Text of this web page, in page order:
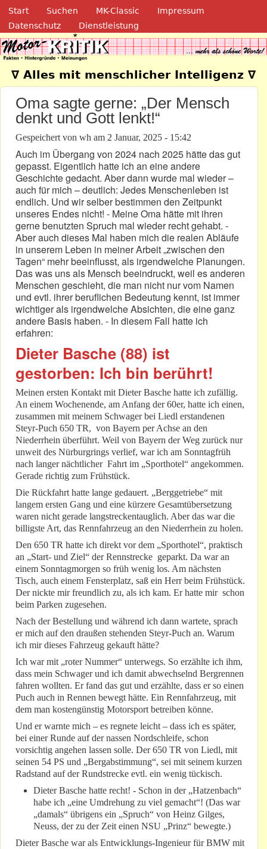
Direkt zum Inhalt
Navigation
Start Suchen MK-Classic
Impressum
Datenschutz
Dienstleistung
Motor-Kritik.de
∇ Alles mit menschlicher Intelligenz ∇
Oma sagte gerne: „Der Mensch
denkt und Gott lenkt!“
Gespeichert von wh am 2 Januar, 2025 - 15:42
Auch im Übergang von 2024 nach 2025 hätte das gut
gepasst. Eigentlich hatte ich an eine andere
Geschichte gedacht. Aber dann wurde mal wieder –
auch für mich – deutlich: Jedes Menschenleben ist
endlich. Und wir selber bestimmen den Zeitpunkt
unseres Endes nicht! - Meine Oma hätte mit ihren
gerne benutzten Spruch mal wieder recht gehabt. -
Aber auch dieses Mal haben mich die realen Abläufe
in unserem Leben in meiner Arbeit „zwischen den
Tagen“ mehr beeinflusst, als irgendwelche Planungen.
Das was uns als Mensch beeindruckt, weil es anderen
Menschen geschieht, die man nicht nur vom Namen
und evtl. ihrer beruflichen Bedeutung kennt, ist immer
wichtiger als irgendwelche Absichten, die eine ganz
andere Basis haben. - In diesem Fall hatte ich
erfahren:
Dieter Basche (88) ist
gestorben: Ich bin berührt!
Meinen ersten Kontakt mit Dieter Basche hatte ich zufällig.
An einem Wochenende, am Anfang der 60er, hatte ich einen,
zusammen mit meinem Schwager bei Liedl erstandenen
Steyr-Puch 650 TR, von Bayern per Achse an den
Niederrhein überführt. Weil von Bayern der Weg zurück nur
unweit des Nürburgrings verlief, war ich am Sonntagfrüh
nach langer nächtlicher Fahrt im „Sporthotel“ angekommen.
Gerade richtig zum Frühstück.
Die Rückfahrt hatte lange gedauert. „Berggetriebe“ mit
langem ersten Gang und eine kürzere Gesamtübersetzung
waren nicht gerade langstreckentauglich. Aber das war die
billigste Art, das Rennfahrzeug an den Niederrhein zu holen.
Den 650 TR hatte ich direkt vor dem „Sporthotel“, praktisch
an „Start- und Ziel“ der Rennstrecke geparkt. Da war an
einem Sonntagmorgen so früh wenig los. Am nächsten
Tisch, auch einem Fensterplatz, saß ein Herr beim Frühstück.
Der nickte mir freundlich zu, als ich kam. Er hatte mir schon
beim Parken zugesehen.
Nach der Bestellung und während ich dann wartete, sprach
er mich auf den draußen stehenden Steyr-Puch an. Warum
ich mir dieses Fahrzeug gekauft hätte?
Ich war mit „roter Nummer“ unterwegs. So erzählte ich ihm,
dass mein Schwager und ich damit abwechselnd Bergrennen
fahren wollten. Er fand das gut und erzählte, dass er so einen
Puch auch in Rennen bewegt hätte. Ein Rennfahrzeug, mit
dem man kostengünstig Motorsport betreiben könne.
Und er warnte mich – es regnete leicht – dass ich es später,
bei einer Runde auf der nassen Nordschleife, schon
vorsichtig angehen lassen solle. Der 650 TR von Liedl, mit
seinen 54 PS und „Bergabstimmung“, sei mit seinem kurzen
Radstand auf der Rundstrecke evtl. ein wenig tückisch.
Dieter Basche hatte recht! - Schon in der „Hatzenbach“
habe ich „eine Umdrehung zu viel gemacht“! (Das war
„damals“ übrigens ein „Spruch“ von Heinz Gilges,
Neuss, der zu der Zeit einen NSU „Prinz“ bewegte.)
Dieter Basche war als Entwicklungs-Ingenieur für BMW mit